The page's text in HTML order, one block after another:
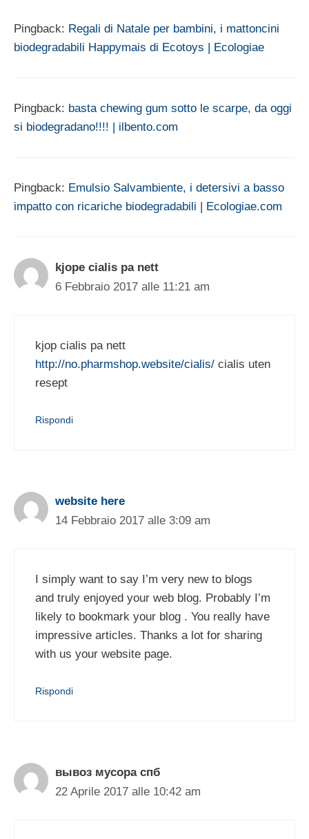
Pingback: Regali di Natale per bambini, i mattoncini
biodegradabili Happymais di Ecotoys | Ecologiae
Pingback: basta chewing gum sotto le scarpe, da oggi
si biodegradano!!!! | ilbento.com
Pingback: Emulsio Salvambiente, i detersivi a basso
impatto con ricariche biodegradabili | Ecologiae.com
kjope cialis pa nett
6 Febbraio 2017 alle 11:21 am
kjop cialis pa nett
http://no.pharmshop.website/cialis/ cialis uten
resept
Rispondi
website here
14 Febbraio 2017 alle 3:09 am
I simply want to say I’m very new to blogs
and truly enjoyed your web blog. Probably I’m
likely to bookmark your blog . You really have
impressive articles. Thanks a lot for sharing
with us your website page.
Rispondi
вывоз мусора спб
22 Aprile 2017 alle 10:42 am